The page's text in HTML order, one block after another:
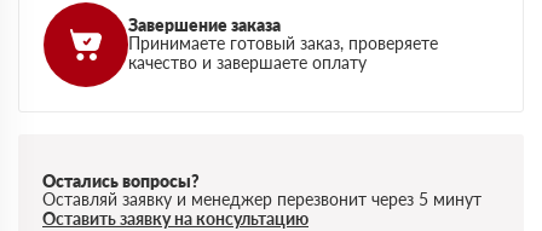
Завершение заказа
Принимаете готовый заказ, проверяете
качество и завершаете оплату
Остались вопросы?
Оставляй заявку и менеджер перезвонит через 5 минут
Оставить заявку на консультацию